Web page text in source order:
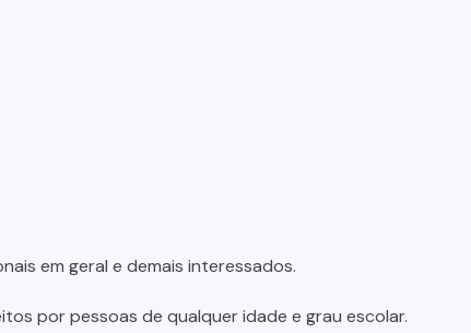
em geral e demais interessados.
por pessoas de qualquer idade e grau escolar.